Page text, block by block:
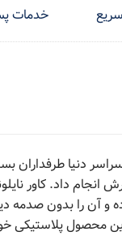
خدمات
دنیا طرفداران
انجام داد. کاور
و آن را بدون
این محصول پلاستیکی